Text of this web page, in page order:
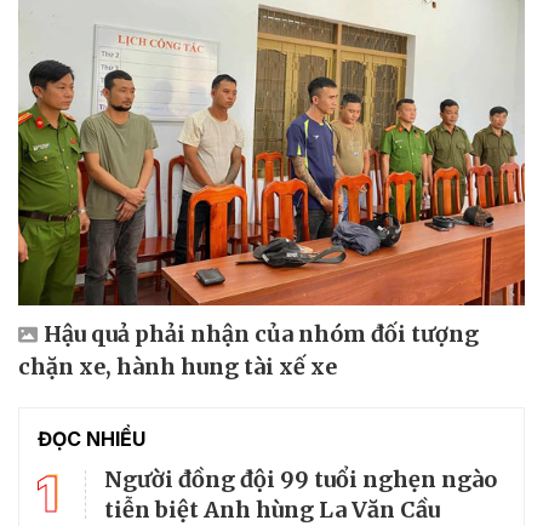
Hậu quả phải nhận của nhóm đối tượng
chặn xe, hành hung tài xế xe
ĐỌC NHIỀU
1
Người đồng đội 99 tuổi nghẹn ngào
tiễn biệt Anh hùng La Văn Cầu